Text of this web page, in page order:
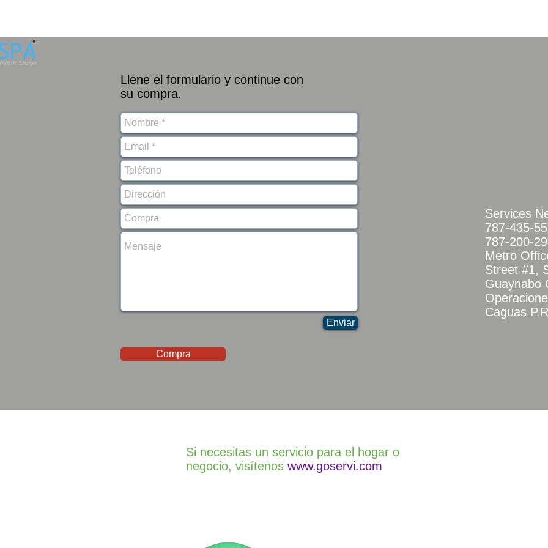
Llene el formulario y continue con
su compra.
Services
787-435-
787-200-
Metro
Street #1,
Guaynabo
Caguas
Compra
Enviar
Si necesitas un servicio para el hogar o
negocio, visítenos www.goservi.com